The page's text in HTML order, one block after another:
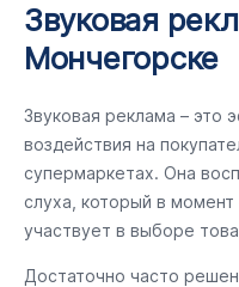
Звуковая
Мончегорске
Звуковая реклама – это
воздействия на
супермаркетах. Она
слуха, который в
участвует в выборе
Достаточно часто